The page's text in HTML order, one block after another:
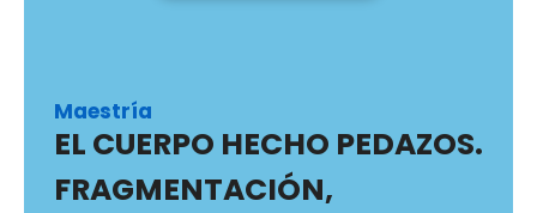
Maestría
EL CUERPO HECHO PEDAZOS.
FRAGMENTACIÓN,